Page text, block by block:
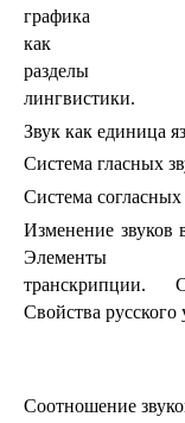
графика
как
разделы
лингвистики.
Звук как единица
Система гласных
Система согласных
Изменение звуков
Элементы
транскрипции.
Свойства русского
Соотношение